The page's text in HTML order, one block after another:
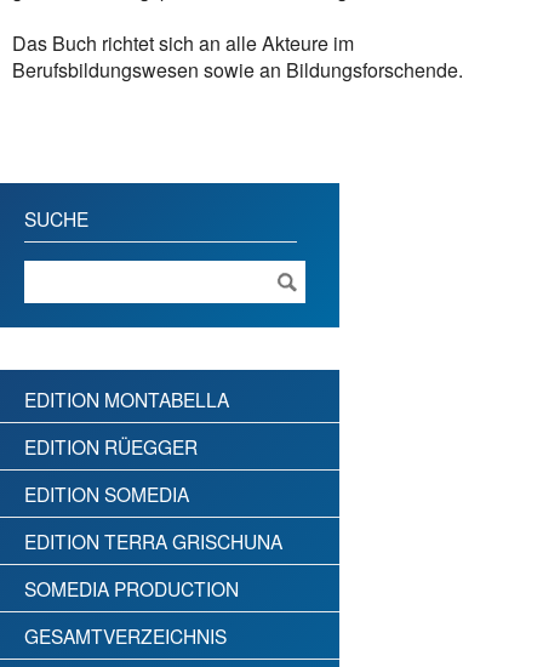
Das Buch richtet sich an alle Akteure im
Berufsbildungswesen sowie an Bildungsforschende.
SUCHE
EDITION MONTABELLA
EDITION RÜEGGER
EDITION SOMEDIA
EDITION TERRA GRISCHUNA
SOMEDIA PRODUCTION
GESAMTVERZEICHNIS